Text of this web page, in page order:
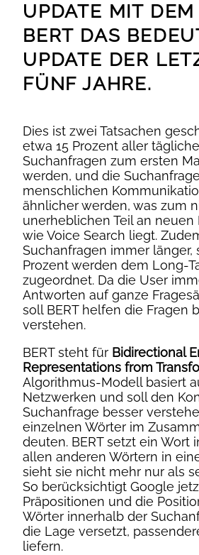
UPDATE MIT
BERT DAS
UPDATE DER
FÜNF JAHRE.
Dies ist zwei Tatsachen
etwa 15 Prozent aller
Suchanfragen zum ersten
werden, und die
menschlichen
ähnlicher werden, was zum
unerheblichen Teil an
wie Voice Search liegt.
Suchanfragen immer länger,
Prozent werden dem Long-
zugeordnet. Da die User
Antworten auf ganze
soll BERT helfen die Fragen
verstehen.
BERT steht für Bidirectional
Representations from
Algorithmus-Modell basiert
Netzwerken und soll den
Suchanfrage besser
einzelnen Wörter im
deuten. BERT setzt ein Wort
allen anderen Wörtern in
sieht sie nicht mehr nur als
So berücksichtigt Google
Präpositionen und die
Wörter innerhalb der
die Lage versetzt,
liefern.